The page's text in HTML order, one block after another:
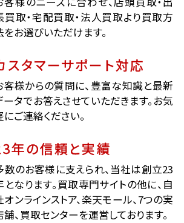
買取・宅配買取・法人買取より買取方
をお選びいただけます。
スタマーサポート対応
客様からの質問に、豊富な知識と最新
ータでお答えさせていただきます。お気
にご連絡ください。
年の信頼と実績
数のお客様に支えられ、当社は創立23
となります。買取専門サイトの他に、自
オンラインストア、楽天モール、7つの実
舗、買取センターを運営しております。